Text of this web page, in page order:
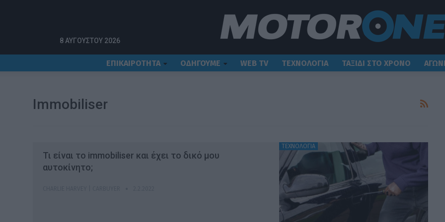
8 ΑΥΓΟΎΣΤΟΥ 2026
ΕΠΙΚΑΙΡΟΤΗΤΑ ΟΔΗΓΟΥΜΕ WEB TV ΤΕΧΝΟΛΟΓΙΑ ΤΑΞΙΔΙ ΣΤΟ ΧΡΟΝΟ
Immobiliser
ΤΕΧΝΟΛΟΓΙΑ
Τι είναι το immobiliser και έχει το δικό μου
αυτοκίνητο;